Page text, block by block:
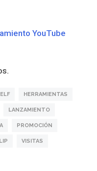
HERRAMIENTAS
LANZAMIENTO
PROMOCIÓN
VISITAS